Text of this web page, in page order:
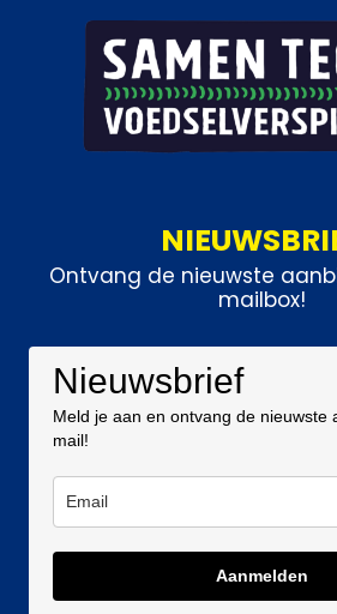
Ontvang de nieuwste
mailbox!
Nieuwsbrief
Meld je aan en ontvang de nieuwste
mail!
Aanmelden